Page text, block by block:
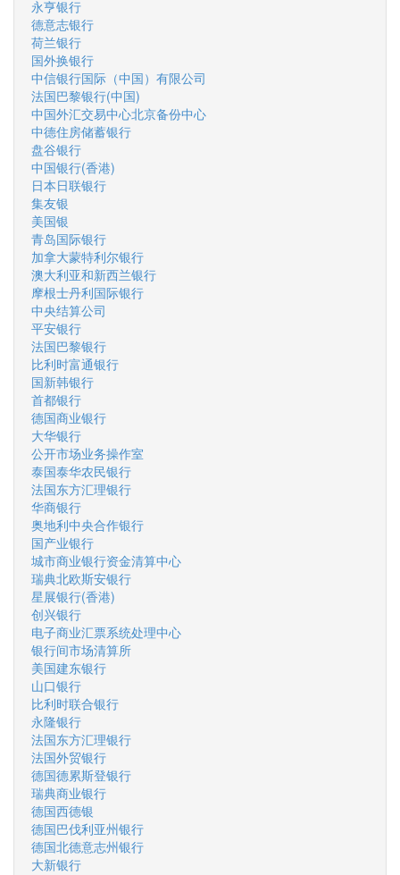
永亨银行
德意志银行
荷兰银行
国外换银行
中信银行国际（中国）有限公司
法国巴黎银行(中国)
中国外汇交易中心北京备份中心
中德住房储蓄银行
盘谷银行
中国银行(香港)
日本日联银行
集友银
美国银
青岛国际银行
加拿大蒙特利尔银行
澳大利亚和新西兰银行
摩根士丹利国际银行
中央结算公司
平安银行
法国巴黎银行
比利时富通银行
国新韩银行
首都银行
德国商业银行
大华银行
公开市场业务操作室
泰国泰华农民银行
法国东方汇理银行
华商银行
奥地利中央合作银行
国产业银行
城市商业银行资金清算中心
瑞典北欧斯安银行
星展银行(香港)
创兴银行
电子商业汇票系统处理中心
银行间市场清算所
美国建东银行
山口银行
比利时联合银行
永隆银行
法国东方汇理银行
法国外贸银行
德国德累斯登银行
瑞典商业银行
德国西德银
德国巴伐利亚州银行
德国北德意志州银行
大新银行